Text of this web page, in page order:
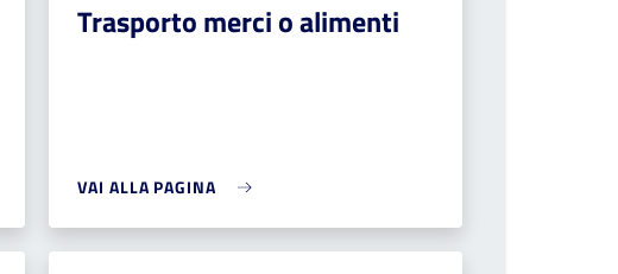
Trasporto merci o alimenti
VAI ALLA PAGINA